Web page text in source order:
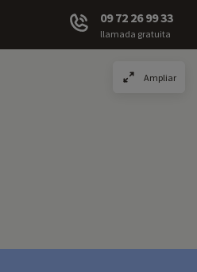
09 72 26 99 33
llamada gratuita
Ampliar